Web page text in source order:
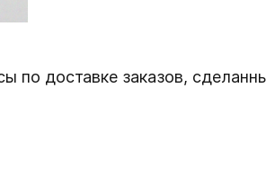
по доставке заказов,